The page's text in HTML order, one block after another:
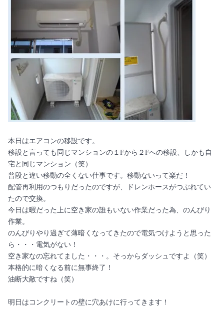
本日はエアコンの移設です。
移設と言っても同じマンションの１Fから２Fへの移設、しかも自
宅と同じマンション（笑）
普段と違い移動の全くない仕事です。移動ないって楽だ！
配管再利用のつもりだったのですが、ドレンホースがつぶれてい
たので交換。
今日は暇だった上に空き家の誰もいない作業だった為、のんびり
作業。
のんびりやり過ぎて薄暗くなってきたので電気つけようと思った
ら・・・電気がない！
空き家なの忘れてました・・・。そっからダッシュですよ（笑）
本格的に暗くなる前に無事終了！
油断大敵ですね（笑）
明日はコンクリートの壁に穴あけに行ってきます！